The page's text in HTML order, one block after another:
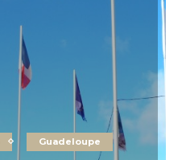
Guadeloupe